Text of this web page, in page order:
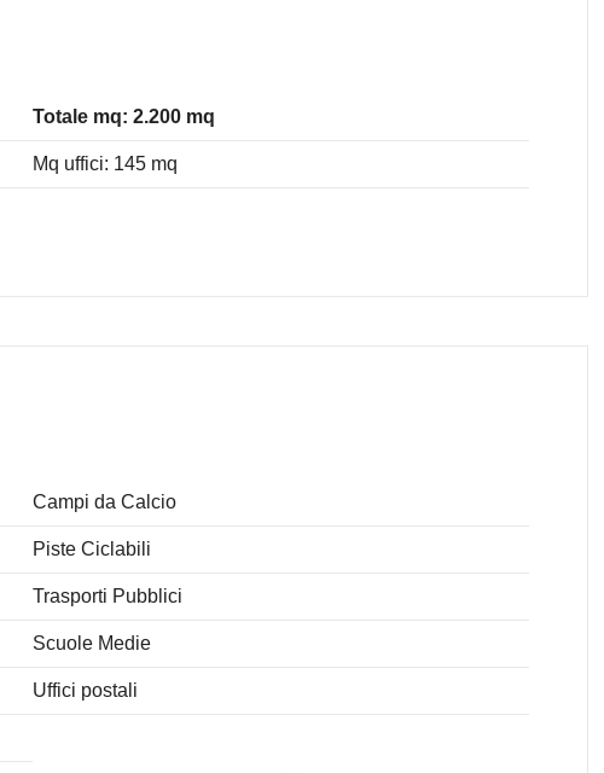
Totale mq: 2.200 mq
Mq uffici: 145 mq
Campi da Calcio
Piste Ciclabili
Trasporti Pubblici
Scuole Medie
Uffici postali